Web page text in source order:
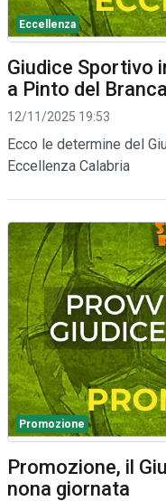
Eccellenza
Giudice Sportivo
a Pinto del
12/11/2025 19:53
Ecco le determine del
Eccellenza Calabria
Promozione
Promozione, il
nona giornata